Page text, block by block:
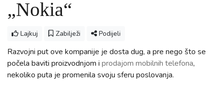
„Nokia“
Lajkuj Zabilježi Podijeli
Razvojni put ove kompanije je dosta dug, a pre nego što se
počela baviti proizvodnjom i prodajom mobilnih telefona,
nekoliko puta je promenila svoju sferu poslovanja.